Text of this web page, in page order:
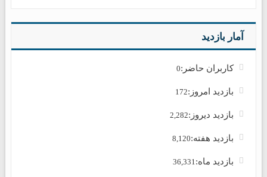
آمار بازدید
کاربران حاضر:0
بازدید امروز:172
بازدید دیروز:2,282
بازدید هفته:8,120
بازدید ماه:36,331